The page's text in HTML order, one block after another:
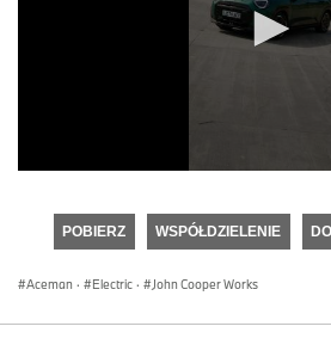
seconds
POBIERZ WSPÓŁDZIELENIE
Aceman · Electric · John Cooper Works